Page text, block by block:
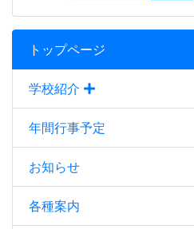
トップページ
学校紹介
年間行事予定
お知らせ
各種案内